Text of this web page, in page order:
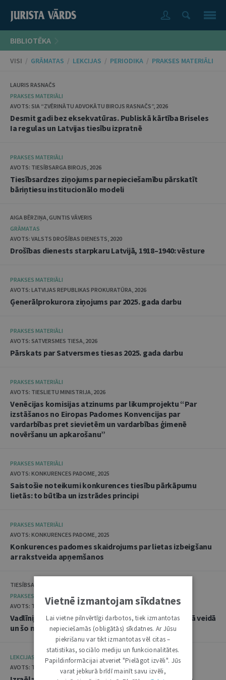
BIBLIOTĒKA
VISI / GRĀMATAS / LEKCIJAS / PERIODIKA / PRAKSES MATERIĀLI
LAURIS RASNAČS
PRAKSES MATERIĀLI
AVOTS: SIA “ZVĒRINĀTU ADVOKĀTU BIROJS RASNAČS”, 2026
Desmit gadi bez eksekvatūras. Publiskā kārtība Briseles
Ia regulas un Latvijas tiesību izpratnē
PRAKSES MATERIĀLI
AVOTS: TIESĪBSARGA BIROJS, 2026
Tiesībsardzes ziņojums par nepieciešamību pārskatīt
bāriņtiesu institucionālo modeli
AIGA BĒRZIŅA, GUNTIS VĀVERIS
GRĀMATAS
AVOTS: VALSTS DROŠĪBAS DIENESTS, 2020
Drošības dienests starpkaru Latvijā, 1918–1940: vēsture
PRAKSES MATERIĀLI
AVOTS: LATVIJAS REPUBLIKAS PROKURATŪRA, 2026
Ģenerālprokurora ziņojums par 2025. gada darbu
PRAKSES MATERIĀLI
AVOTS: SATVERSMES TIESA, 2026
Pārskats par Satversmes tiesas 2025. gada darbu
PRAKSES MATERIĀLI
AVOTS: TIESLIETU MINISTRIJA, 2026
Venēcijas komisijas atzinums par likumprojektu “Par
izstāšanos no Eiropas Padomes Konvencijas par
vardarbības pret sievietēm un vardarbības ģimenē
novēršanu un apkarošanu”
PRAKSES MATERIĀLI
AVOTS: KONKURENCES PADOME, 2025
Saistošie noteikumi konkurences tiesību pārkāpumu
lietās: to būtība un izstrādes principi
PRAKSES MATERIĀLI
AVOTS: KONKURENCES PADOME, 2025
Konkurences padomes skaidrojums par lietas izbeigšanu
ar rakstveida apņemšanos
TIESĪBSARGA BIROJS, DATU VALSTS INSPEKCIJA
PRAKSES MATERIĀLI
AVOTS: TIESĪBSARGA BIROJS, 2025
Vadlīnijas "Amatpersonu datu apstrāde audiovizuālā veidā
un šo materiālu publicēšana"
LEKCIJAS
AVOTS: TIESLIETU AKADĒMIJA, 2025
Vietnē izmantojam sīkdatnes
Lai vietne pilnvērtīgi darbotos, tiek izmantotas
nepieciešamās (obligātās) sīkdatnes. Ar Jūsu
piekrišanu var tikt izmantotas vēl citas –
statistikas, sociālo mediju un funkcionalitātes.
Papildinformācijai atveriet "Pielāgot izvēli". Jūs
varat jebkurā brīdī mainīt savu izvēli,